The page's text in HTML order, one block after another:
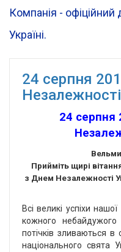
Компанія - офіційний
Україні.
24 серпня
24 серпня
Прийміть щирі
з Днем Незалежності
Всі великі успіхи
кожного
потічків зливаються
національного свята